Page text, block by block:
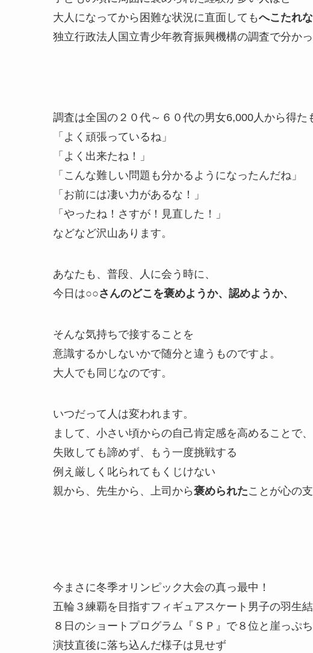
大人になってから困難な状況に直面してもへこたれ
独立行政法人国立青少年教育振興機構の調査で分か
調査は全国の２０代～６０代の男女6,000人から得た
「よく頑張っているね」
「よく出来たね！」
「こんな難しい問題も分かるようになったんだね」
「お前には凄い力があるな！」
「やったね！さすが！見直した！」
などなど沢山あります。
あなたも、普段、人に会う時に、
今日は○○さんのどこを褒めようか、認めようか、
そんな気持ちで接することを
意識するかしないかで随分と違うものですよ。
大人でも同じなのです。
いつだって人は変われます。
まして、小さい頃からの自己肯定感を高めることで、
失敗しても諦めず、もう一度挑戦する
例え厳しく叱られてもくじけない
親から、先生から、上司から褒められたことが心の
今まさに冬季オリンピック大会の真っ最中！
五輪３練覇を目指すフィギュアスケート男子の羽生
８日のショートプログラム『ＳＰ』で８位と崖っぷ
演技直後に落ち込んだ様子は見せず